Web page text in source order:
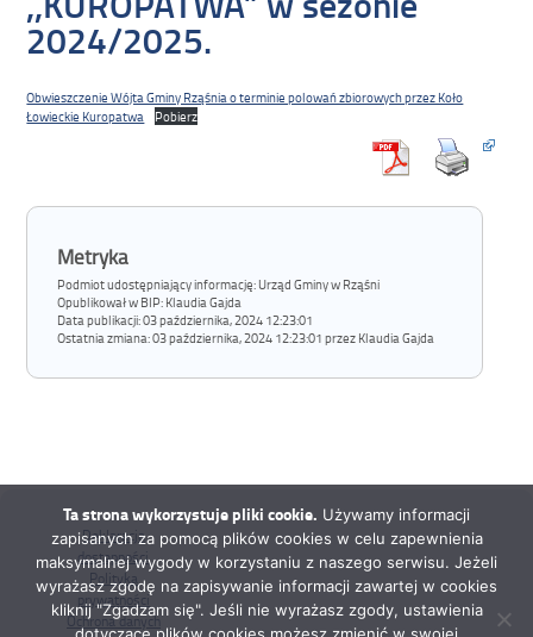
2024/2025.
Obwieszczenie Wójta Gminy Rząśnia o terminie polowań zbiorowych przez Koło
Łowieckie Kuropatwa
Pobierz
Metryka
Podmiot udostępniający informację: Urząd Gminy w Rząśni
Opublikował w BIP: Klaudia Gajda
Data publikacji:03 października, 2024 12:23:01
Ostatnia zmiana:03 października, 2024 12:23:01 przez Klaudia Gajda
Deklaracja
dostępności
Polityka
prywatności
Ochrona danych
Ta strona wykorzystuje pliki cookie. Używamy informacji
zapisanych za pomocą plików cookies w celu zapewnienia
maksymalnej wygody w korzystaniu z naszego serwisu. Jeżeli
wyrażasz zgodę na zapisywanie informacji zawartej w cookies
kliknij "Zgadzam się". Jeśli nie wyrażasz zgody, ustawienia